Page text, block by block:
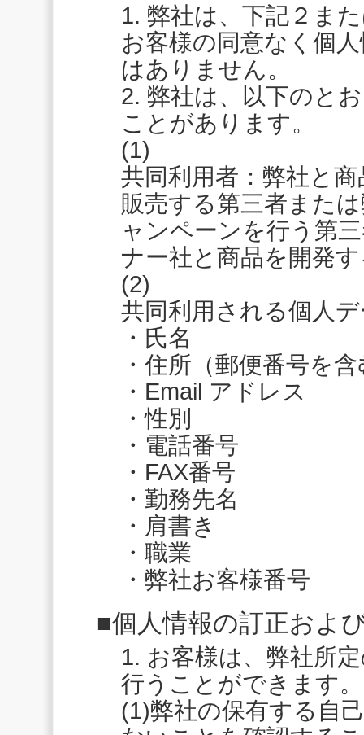
1. 弊社は、下記２ま
お客様の同意なく個
はありません。
2. 弊社は、以下のと
ことがあります。
(1)
共同利用者：弊社と
販売する第三者また
ャンペーンを行う第
ナー社と商品を開発
(2)
共同利用される個人
・氏名
・住所（郵便番号を
・Email アドレス
・性別
・電話番号
・FAX番号
・勤務先名
・肩書き
・職業
・弊社お客様番号
■個人情報の訂正およ
1. お客様は、弊社所
行うことができます。
(1)弊社の保有する自